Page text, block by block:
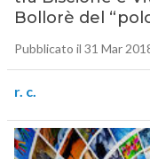
Bollorè del
Pubblicato il 31 Mar
r. c.